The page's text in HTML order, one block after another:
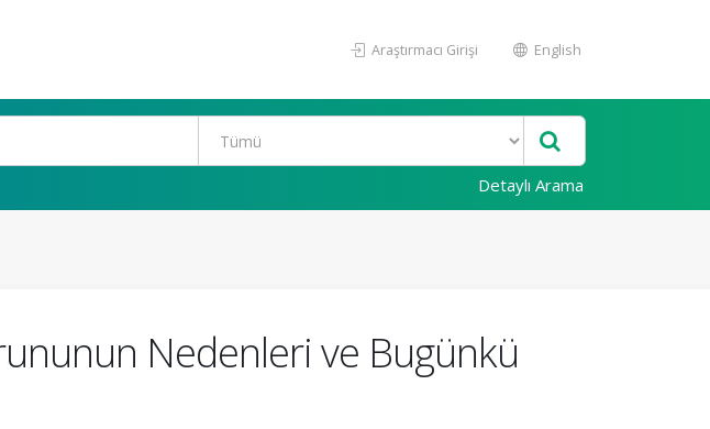
Araştırmacı Girişi English
Detaylı Arama
Nedenleri ve Bugünkü